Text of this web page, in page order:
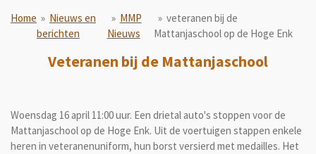
Home » Nieuws en
berichten
» MMP
Nieuws
» veteranen bij de
Mattanjaschool op de Hoge Enk
Veteranen bij de Mattanjaschool
Woensdag 16 april 11:00 uur. Een drietal auto's stoppen voor de
Mattanjaschool op de Hoge Enk. Uit de voertuigen stappen enkele
heren in veteranenuniform, hun borst versierd met medailles. Het